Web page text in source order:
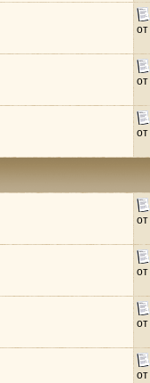
от
от
от
от
от
от
от